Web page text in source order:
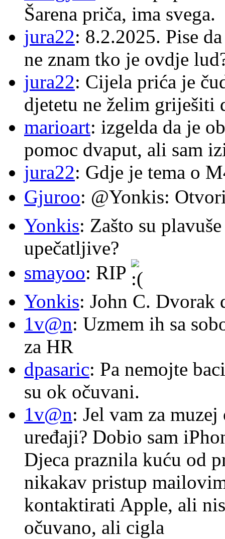
Šarena priča, ima svega.
jura22: 8.2.2025. Pise
ne znam tko je ovdje
jura22: Cijela prića je
djetetu ne želim griješiti
marioart: izgelda da je
pomoc dvaput, ali sam
jura22: Gdje je tema o
Gjuroo: @Yonkis:
Yonkis: Zašto su
upečatljive?
smayoo: RIP
Yonkis: John C. Dvorak
1v@n: Uzmem ih sa
za HR
dpasaric: Pa nemojte
su ok očuvani.
1v@n: Jel vam za
uređaji? Dobio sam
Djeca praznila kuću od
nikakav pristup
kontaktirati Apple, ali
očuvano, ali cigla